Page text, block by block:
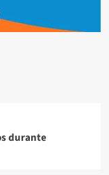
durante